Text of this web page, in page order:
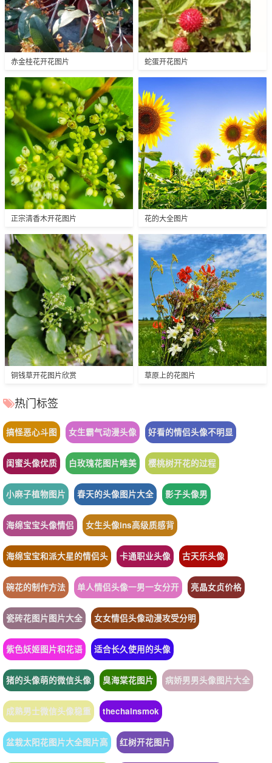
赤金桂花开花图片 蛇蛋开花图片
正宗清香木开花图片 花的大全图片
铜钱草开花图片欣赏 草原上的花图片
热门标签
搞怪恶心斗图 女生霸气动漫头像 好看的情侣头像不明显
闺蜜头像优质 白玫瑰花图片唯美 樱桃树开花的过程
小麻子植物图片 春天的头像图片大全 影子头像男
海绵宝宝头像情侣 女生头像ins高级质感背
海绵宝宝和派大星的情侣头 卡通职业头像 古天乐头像
碗花的制作方法 单人情侣头像一男一女分开 亮晶女贞价格
瓷砖花图片图片大全 女女情侣头像动漫攻受分明
紫色妖姬图片和花语 适合长久使用的头像
猪的头像萌的微信头像 臭海棠花图片 病娇男男头像图片大全
成熟男士微信头像稳重 thechainsmok
盆栽太阳花图片大全图片高 红树开花图片